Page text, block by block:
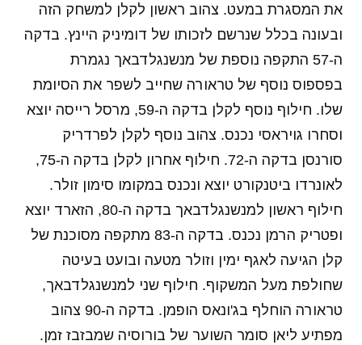
את המסגרת במעט. צהוב ראשון לקלן למשחק הזה
ובעונה בכלל שנרשם לזכותו של דומיניק היינץ. בדקה
ה-57 התקפה נוספת של מנשנגלדבאך נגמרת
בפספוס נוסף של טראורה שחייב לשפר את הסיומת
שלו. חילוף נוסף לקלן בדקה ה-59, מרסל רייסה יוצא
וסחרו גויראסי נכנס. צהוב נוסף לקלן לפרדריק
סורנסן בדקה ה-72. חילוף אחרון לקלן בדקה ה-75,
לאונרדו ביטנקורט יוצא ונכנס במקומו סימון זולר.
חילוף ראשון למנשנגלדבאך בדקה ה-80, הזארד יוצא
ופטריק הרמן נכנס. בדקה ה-83 מתקפה מסוכנת של
קלן הגיעה לאגף ימין וזולר מטעה ובועט בעיטה
שחולפת מעל המשקוף. חילוף שני למנשנגלדבאך,
טראורה הוחלף בג'ונאס הופמן. בדקה ה-90 צהוב
מפתיע ליאן סומר השוער של בורוסיה שמבזבז זמן.